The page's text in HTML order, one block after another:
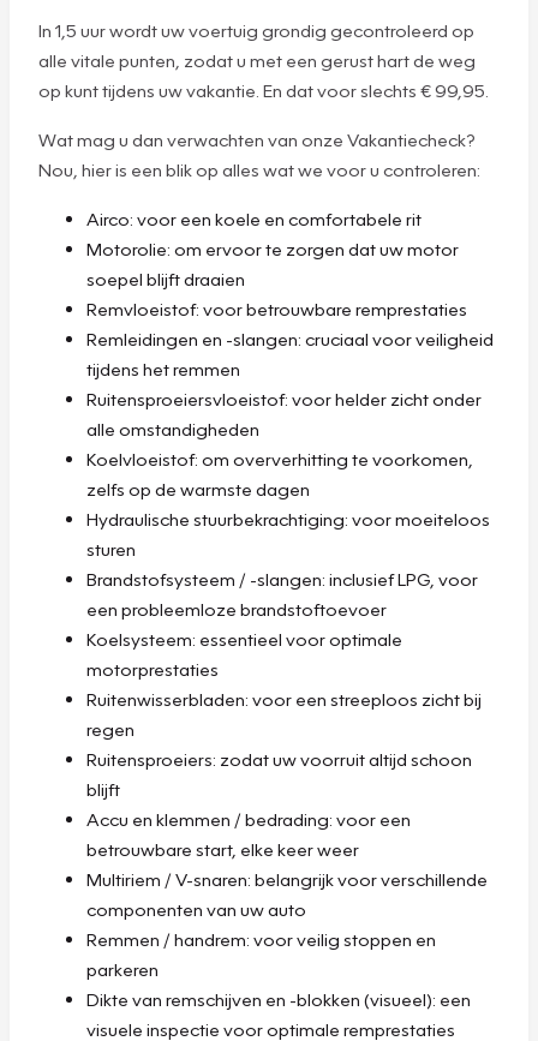
In 1,5 uur wordt uw voertuig grondig gecontroleerd op
alle vitale punten, zodat u met een gerust hart de weg
op kunt tijdens uw vakantie. En dat voor slechts € 99,95.
Wat mag u dan verwachten van onze Vakantiecheck?
Nou, hier is een blik op alles wat we voor u controleren:
Airco: voor een koele en comfortabele rit
Motorolie: om ervoor te zorgen dat uw motor
soepel blijft draaien
Remvloeistof: voor betrouwbare remprestaties
Remleidingen en -slangen: cruciaal voor veiligheid
tijdens het remmen
Ruitensproeiersvloeistof: voor helder zicht onder
alle omstandigheden
Koelvloeistof: om oververhitting te voorkomen,
zelfs op de warmste dagen
Hydraulische stuurbekrachtiging: voor moeiteloos
sturen
Brandstofsysteem / -slangen: inclusief LPG, voor
een probleemloze brandstoftoevoer
Koelsysteem: essentieel voor optimale
motorprestaties
Ruitenwisserbladen: voor een streeploos zicht bij
regen
Ruitensproeiers: zodat uw voorruit altijd schoon
blijft
Accu en klemmen / bedrading: voor een
betrouwbare start, elke keer weer
Multiriem / V-snaren: belangrijk voor verschillende
componenten van uw auto
Remmen / handrem: voor veilig stoppen en
parkeren
Dikte van remschijven en -blokken (visueel): een
visuele inspectie voor optimale remprestaties